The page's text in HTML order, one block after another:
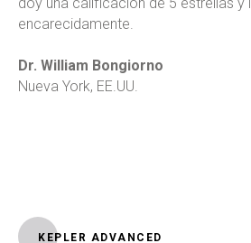
encarecidamente.
Dr. William Bongiorno
Nueva York, EE.UU.
KEPLER ADVANCED